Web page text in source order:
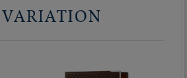
VARIATION